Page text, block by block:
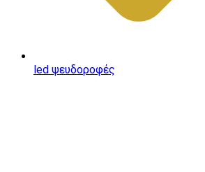
led ψευδοροφές